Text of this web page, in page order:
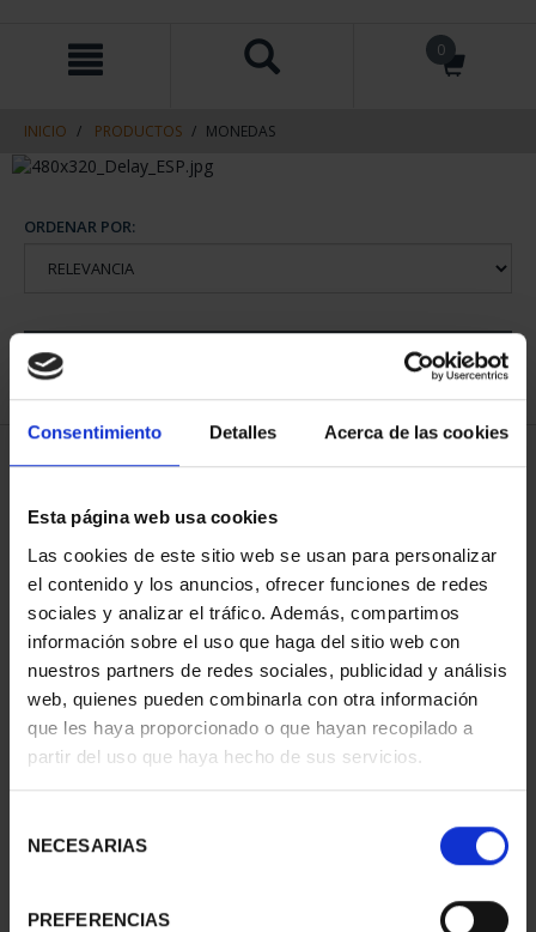
Consentimiento Detalles Acerca de las cookies
Esta página web usa cookies
Las cookies de este sitio web se usan para personalizar
el contenido y los anuncios, ofrecer funciones de redes
sociales y analizar el tráfico. Además, compartimos
información sobre el uso que haga del sitio web con
nuestros partners de redes sociales, publicidad y análisis
web, quienes pueden combinarla con otra información
que les haya proporcionado o que hayan recopilado a
partir del uso que haya hecho de sus servicios.
NECESARIAS
PREFERENCIAS
contenido
navegacin
0
INICIO PRODUCTOS MONEDAS
ORDENAR POR:
1 Productos encontrados
73,00 €